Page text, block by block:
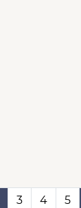
3 4 5